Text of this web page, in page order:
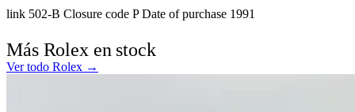
link 502-B Closure code P Date of purchase 1991
Más Rolex en stock
Ver todo Rolex →